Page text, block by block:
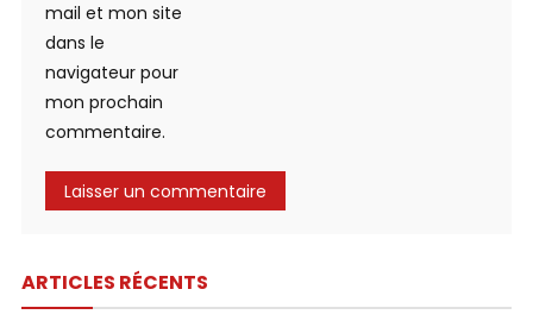
mail et mon site
dans le
navigateur pour
mon prochain
commentaire.
ARTICLES RÉCENTS